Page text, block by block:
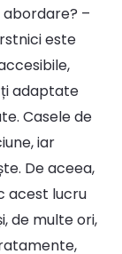
–
este
adaptate
Casele de
iar
De aceea,
acest lucru
de multe ori,